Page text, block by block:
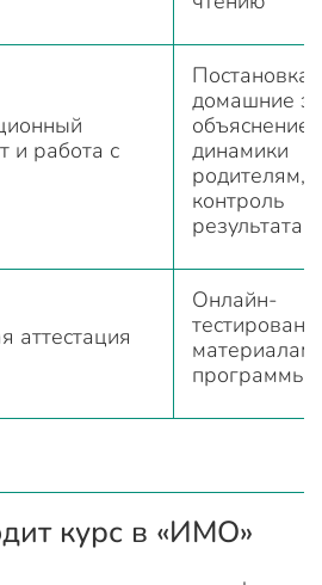
и работа с
Постановка
домашние
объяснение
динамики
родителям,
контроль
результата
аттестация
Онлайн-
материалам
программы
курс в «ИМО»